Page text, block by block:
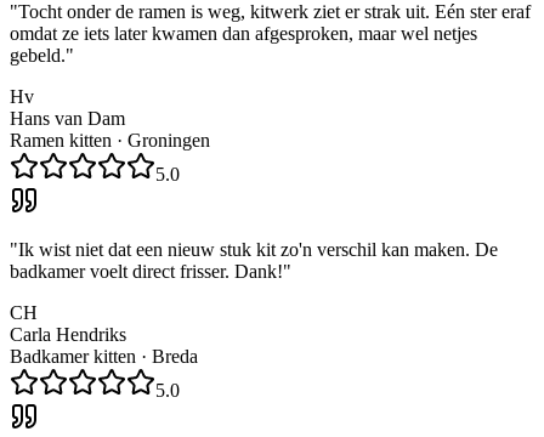
"Tocht onder de ramen is weg, kitwerk ziet er strak uit. Eén ster eraf
omdat ze iets later kwamen dan afgesproken, maar wel netjes
gebeld."
Hv
Hans van Dam
Ramen kitten · Groningen
5.0
"Ik wist niet dat een nieuw stuk kit zo'n verschil kan maken. De
badkamer voelt direct frisser. Dank!"
CH
Carla Hendriks
Badkamer kitten · Breda
5.0